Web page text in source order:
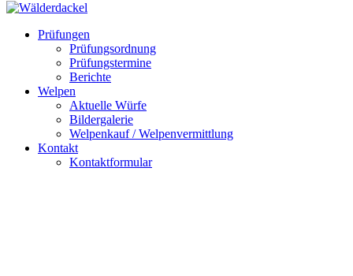
Prüfungen
Prüfungsordnung
Prüfungstermine
Berichte
Welpen
Aktuelle Würfe
Bildergalerie
Welpenkauf / Welpenvermittlung
Kontakt
Kontaktformular